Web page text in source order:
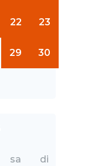
22 23
29 30
sa di